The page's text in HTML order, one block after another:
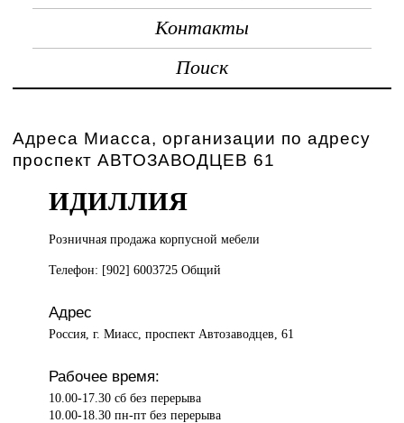
Контакты
Поиск
Адреса Миасса, организации по адресу
проспект АВТОЗАВОДЦЕВ 61
ИДИЛЛИЯ
Розничная продажакорпусной мебели
Телефон: [902] 6003725 Общий
Адрес
Россия, г. Миасс, проспект Автозаводцев, 61
Рабочее время:
10.00-17.30 сб без перерыва
10.00-18.30 пн-пт без перерыва